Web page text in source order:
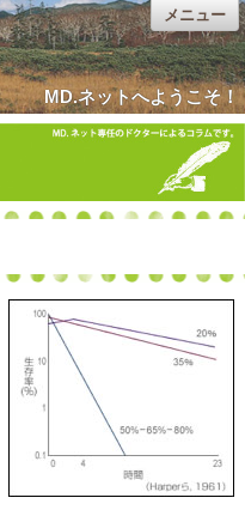
MD.ネットへようこそ！
メニュー